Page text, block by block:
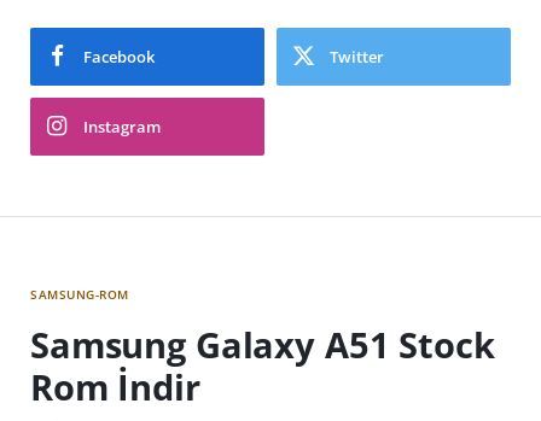
Facebook Twitter
Instagram
SAMSUNG-ROM
Samsung Galaxy A51 Stock
Rom İndir